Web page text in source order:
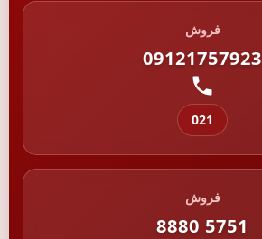
فروش
09121757923
021
فروش
8880 5751